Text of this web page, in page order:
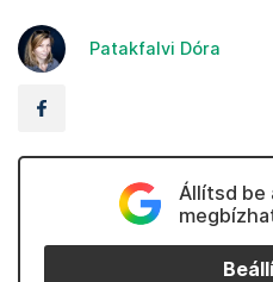
Patakfalvi Dóra
Állítsd be